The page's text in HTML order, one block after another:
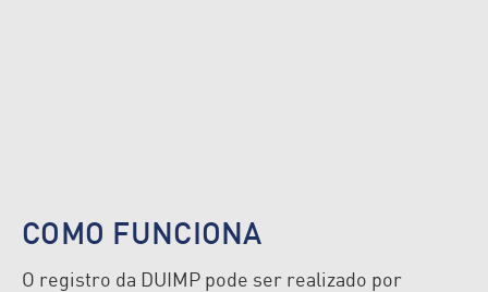
COMO FUNCIONA
O registro da DUIMP pode ser realizado por